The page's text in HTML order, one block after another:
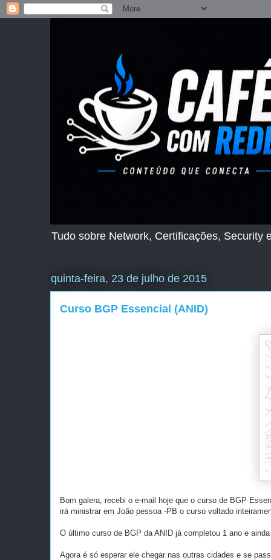
Tudo sobre Network, Certificações, Security
quinta-feira, 23 de julho de 2015
Curso BGP Essencial (ANID)
Bom galera, recebi o e-mail hoje que o curso de BGP
irá ministrar em João pessoa -PB o curso voltado
O último curso de BGP da ANID já completou 1 ano e
Agora é só esperar ele chegar nas outras cidades e se